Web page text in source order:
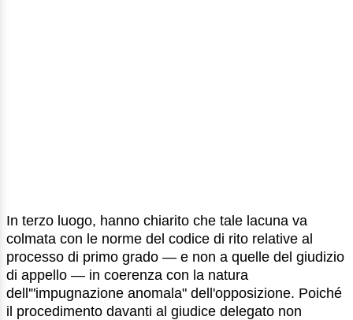
In terzo luogo, hanno chiarito che tale lacuna va
colmata con le norme del codice di rito relative al
processo di primo grado — e non a quelle del giudizio
di appello — in coerenza con la natura
dell'"impugnazione anomala" dell'opposizione. Poiché
il procedimento davanti al giudice delegato non